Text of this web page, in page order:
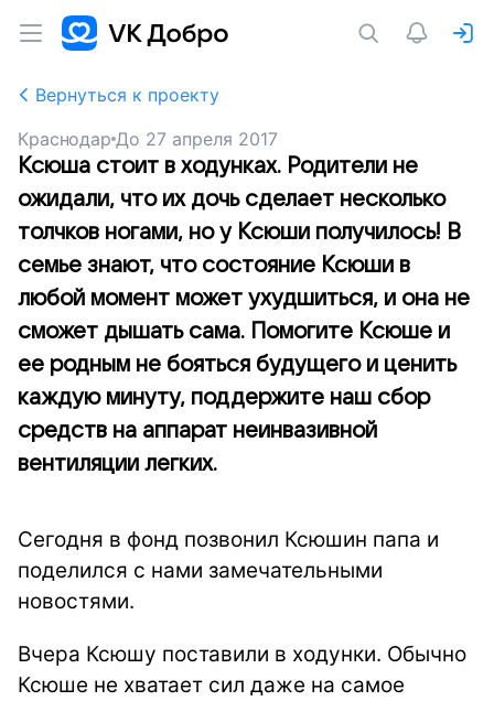
Вернуться к проекту
Краснодар До 27 апреля 2017
Ксюша стоит в ходунках. Родители не
ожидали, что их дочь сделает несколько
толчков ногами, но у Ксюши получилось! В
семье знают, что состояние Ксюши в
любой момент может ухудшиться, и она не
сможет дышать сама. Помогите Ксюше и
ее родным не бояться будущего и ценить
каждую минуту, поддержите наш сбор
средств на аппарат неинвазивной
вентиляции легких.
Сегодня в фонд позвонил Ксюшин папа и
поделился с нами замечательными
новостями.
Вчера Ксюшу поставили в ходунки. Обычно
Ксюше не хватает сил даже на самое